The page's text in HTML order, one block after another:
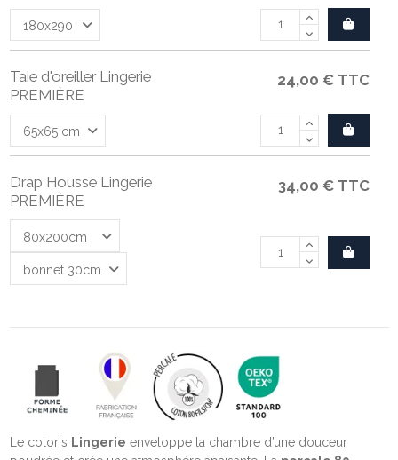
Taie d'oreiller Lingerie
PREMIÈRE
24,00 € TTC
Drap Housse Lingerie
PREMIÈRE
34,00 € TTC
Le coloris Lingerie enveloppe la chambre d’une douceur